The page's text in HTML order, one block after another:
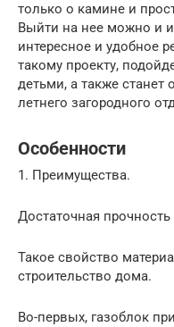
только о камине и
Выйти на нее можно и
интересное и удобное
такому проекту,
детьми, а также
летнего загородного
Особенности
1. Преимущества.
Достаточная
Такое свойство
строительство дома.
Во-первых, газоблок